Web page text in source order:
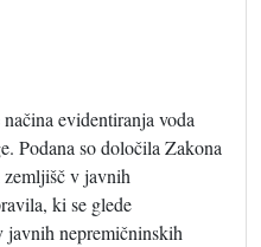
evidentiranja voda
Podana so določila Zakona
v javnih
ki se glede
javnih nepremičninskih